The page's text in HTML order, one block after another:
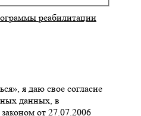
реабилитации
я даю свое согласие
данных, в
от 27.07.2006